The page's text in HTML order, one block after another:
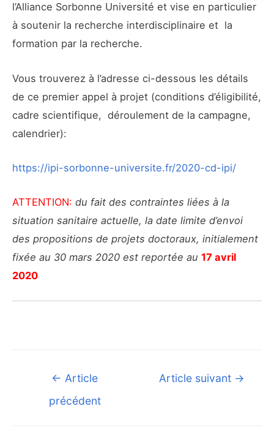
l’Alliance Sorbonne Université et vise en particulier
à soutenir la recherche interdisciplinaire et la
formation par la recherche.
Vous trouverez à l’adresse ci-dessous les détails
de ce premier appel à projet (conditions d’éligibilité,
cadre scientifique, déroulement de la campagne,
calendrier):
https://ipi-sorbonne-universite.fr/2020-cd-ipi/
ATTENTION: du fait des contraintes liées à la
situation sanitaire actuelle, la date limite d’envoi
des propositions de projets doctoraux, initialement
fixée au 30 mars 2020 est reportée au 17 avril
2020
Navigation
← Article
précédent
Article suivant →